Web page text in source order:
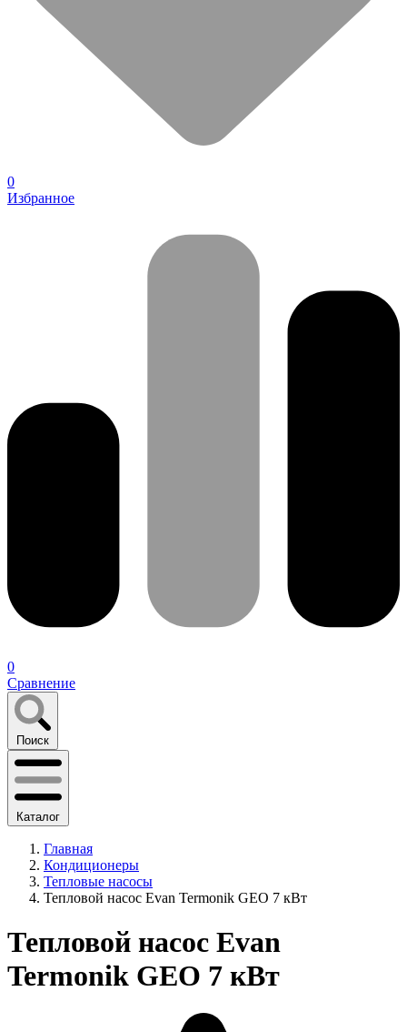
0
Избранное
0
Сравнение
Поиск
Каталог
Главная
Кондиционеры
Тепловые насосы
Тепловой насос Evan Termonik GEO 7 кВт
Тепловой насос Evan
Termonik GEO 7 кВт